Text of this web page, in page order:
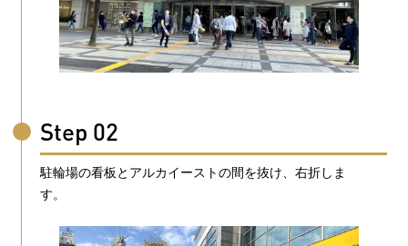
Step 02
駐輪場の看板とアルカイーストの間を抜け、右折しま
す。